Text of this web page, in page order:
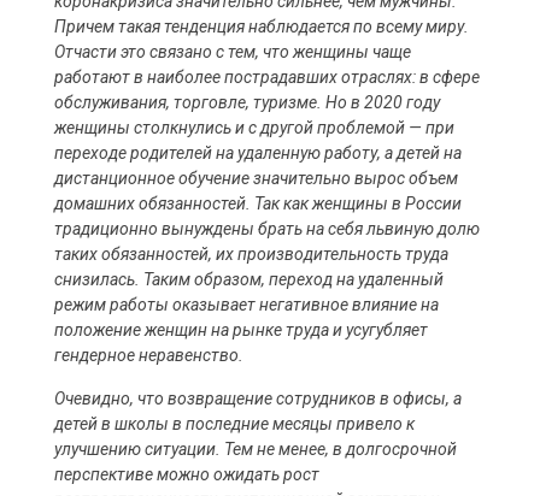
Причем такая тенденция наблюдается по всему миру.
Отчасти это связано с тем, что женщины чаще
работают в наиболее пострадавших отраслях: в сфере
обслуживания, торговле, туризме. Но в 2020 году
женщины столкнулись и с другой проблемой — при
переходе родителей на удаленную работу, а детей на
дистанционное обучение значительно вырос объем
домашних обязанностей. Так как женщины в России
традиционно вынуждены брать на себя львиную долю
таких обязанностей, их производительность труда
снизилась. Таким образом, переход на удаленный
режим работы оказывает негативное влияние на
положение женщин на рынке труда и усугубляет
гендерное неравенство.
Очевидно, что возвращение сотрудников в офисы, а
детей в школы в последние месяцы привело к
улучшению ситуации. Тем не менее, в долгосрочной
перспективе можно ожидать рост